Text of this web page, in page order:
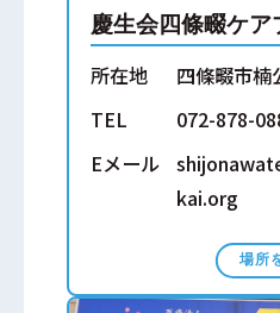
慶生会四條畷ケア
所在地
四條畷市
TEL
072-878-
Eメール
kai.org
場所